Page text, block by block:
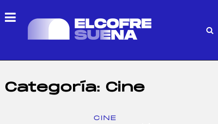
Categoría: Cine
CINE